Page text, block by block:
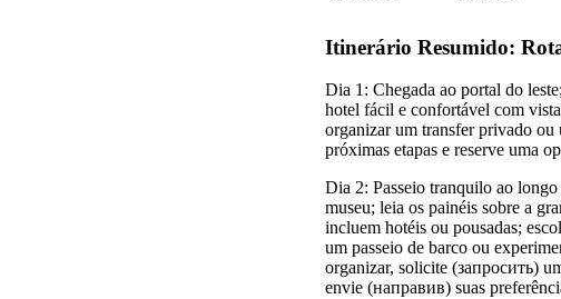
Itinerário Resumido:
Dia 1: Chegada ao portal do
hotel fácil e confortável com
organizar um transfer privado
próximas etapas e reserve uma
Dia 2: Passeio tranquilo ao
museu; leia os painéis sobre a
incluem hotéis ou pousadas;
um passeio de barco ou
organizar, solicite (запросить)
envie (направив) suas